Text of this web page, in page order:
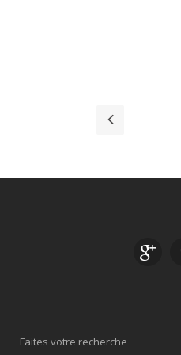
Faites votre recherche